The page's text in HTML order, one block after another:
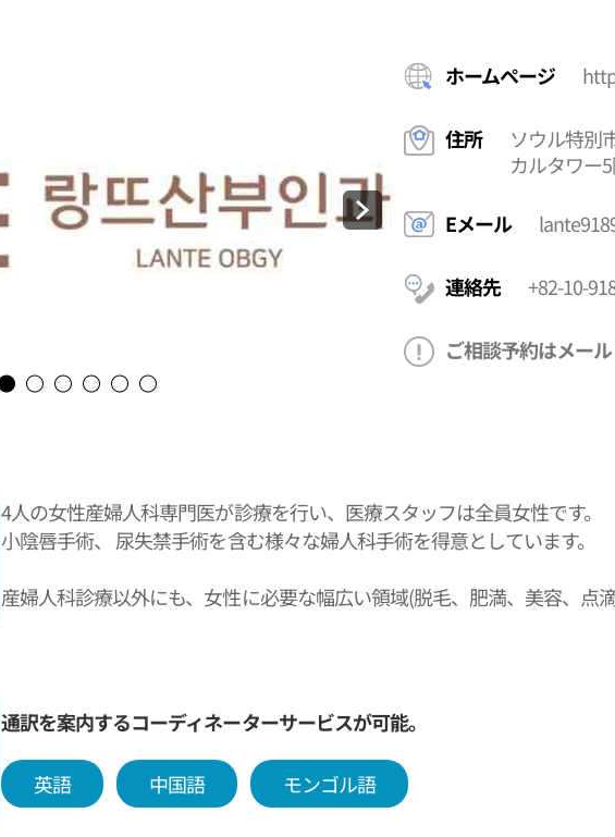
ホームページ
住所
ソウル特別
カルタワー
Eメール
連絡先 +82-10-
ご相談予約はメー
4人の女性産婦人科専門医が診療を行い、医療スタッフは全員女性です。
小陰唇手術、 尿失禁手術を含む様々な婦人科手術を得意としています。
産婦人科診療以外にも、女性に必要な幅広い領域(脱毛、肥満、美容、点
院でトータルケアできます。レーザー、フィラーをはじめダウンタイム
江南に位置していてアクセス抜群(地下鉄シンノンヒョン駅8番出口)し、
リック大学ソウル聖母病院、チャ病院、サムスン病院、ソウル牙山病院と
通訳を案内するコーディネーターサービスが可能。
英語 中国語 モンゴル語